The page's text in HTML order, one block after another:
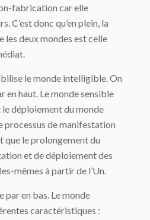
fabrication car elle
C’est donc qu’en plein, la
deux mondes est celle
le monde intelligible. On
en haut. Le monde sensible
déploiement du monde
processus de manifestation
que le prolongement du
et de déploiement des
mêmes à partir de l’Un.
par en bas. Le monde
caractéris­tiques :